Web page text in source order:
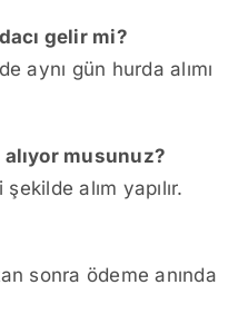
gelir mi?
aynı gün hurda alımı
musunuz?
alım yapılır.
sonra ödeme anında